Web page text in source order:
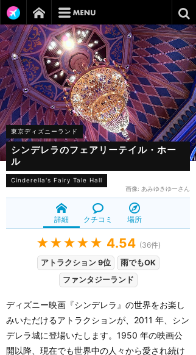
東京ディズニーランド
シンデレラのフェアリーテイル・ホー
ル
Cinderella's Fairy Tale Hall
画像: あみゆきゆーさん
詳細 クチコミ 場所
★★★★★ 4.54 (36件)
アトラクション 9位
雨でもOK
ファンタジーランド
ディズニー映画『シンデレラ』の世界をお楽し
みいただけるアトラクションが、2011 年、シン
デレラ城に登場いたします。1950 年の映画公
開以降、現在でも世界中の人々から愛され続け